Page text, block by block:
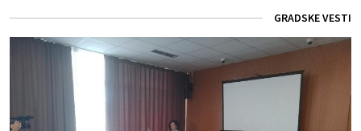
GRADSKE VESTI